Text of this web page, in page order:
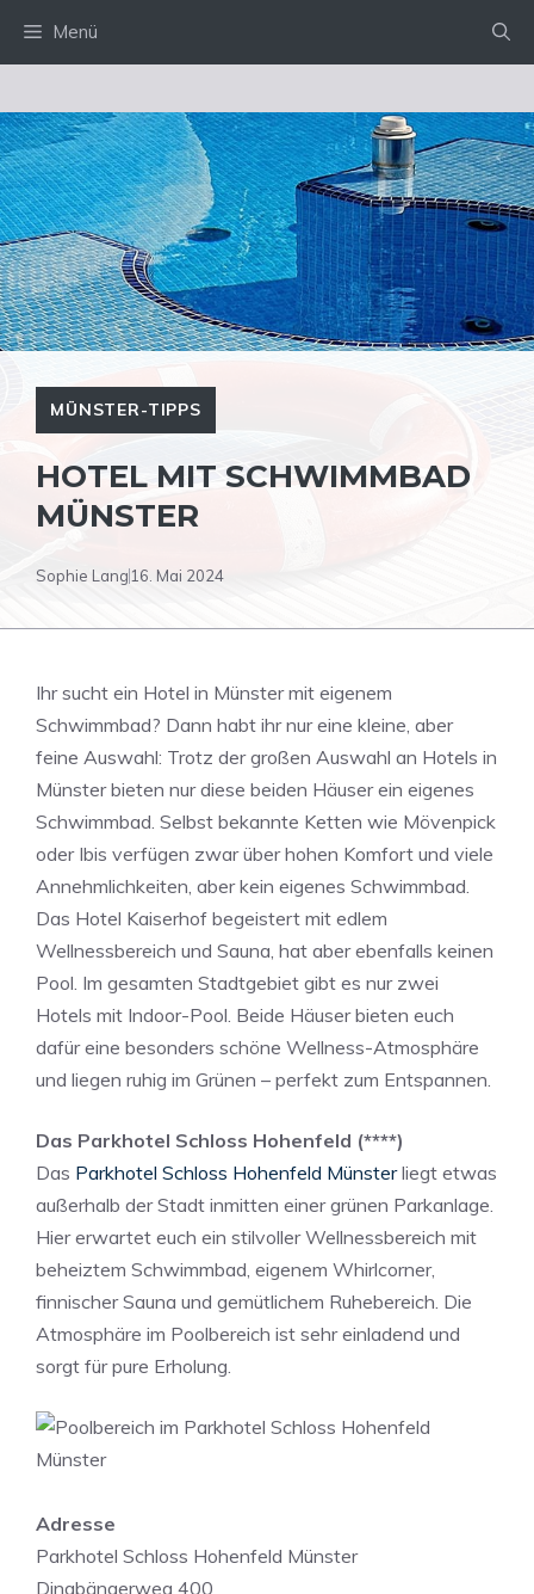
Menü
MÜNSTER-TIPPS
HOTEL MIT SCHWIMMBAD
MÜNSTER
Sophie Lang 16. Mai 2024
Ihr sucht ein Hotel in Münster mit eigenem
Schwimmbad? Dann habt ihr nur eine kleine, aber
feine Auswahl: Trotz der großen Auswahl an Hotels in
Münster bieten nur diese beiden Häuser ein eigenes
Schwimmbad. Selbst bekannte Ketten wie Mövenpick
oder Ibis verfügen zwar über hohen Komfort und viele
Annehmlichkeiten, aber kein eigenes Schwimmbad.
Das Hotel Kaiserhof begeistert mit edlem
Wellnessbereich und Sauna, hat aber ebenfalls keinen
Pool. Im gesamten Stadtgebiet gibt es nur zwei
Hotels mit Indoor-Pool. Beide Häuser bieten euch
dafür eine besonders schöne Wellness-Atmosphäre
und liegen ruhig im Grünen – perfekt zum Entspannen.
Das Parkhotel Schloss Hohenfeld (****)
Das Parkhotel Schloss Hohenfeld Münsterliegt etwas
außerhalb der Stadt inmitten einer grünen Parkanlage.
Hier erwartet euch ein stilvoller Wellnessbereich mit
beheiztem Schwimmbad, eigenem Whirlcorner,
finnischer Sauna und gemütlichem Ruhebereich. Die
Atmosphäre im Poolbereich ist sehr einladend und
sorgt für pure Erholung.
Adresse
Parkhotel Schloss Hohenfeld Münster
Dingbängerweg 400